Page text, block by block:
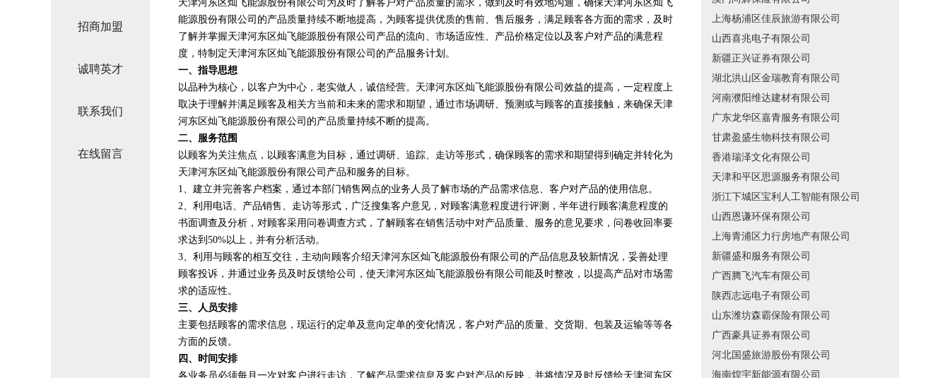
招商加盟
诚聘英才
联系我们
在线留言
天津河东区灿飞能源股份有限公司为及时了解客户对产品质量的需求，做到及时有效地沟通，确保天津河东区灿飞
能源股份有限公司的产品质量持续不断地提高，为顾客提供优质的售前、售后服务，满足顾客各方面的需求，及时
了解并掌握天津河东区灿飞能源股份有限公司产品的流向、市场适应性、产品价格定位以及客户对产品的满意程
度，特制定天津河东区灿飞能源股份有限公司的产品服务计划。
一、指导思想
以品种为核心，以客户为中心，老实做人，诚信经营。天津河东区灿飞能源股份有限公司效益的提高，一定程度上
取决于理解并满足顾客及相关方当前和未来的需求和期望，通过市场调研、预测或与顾客的直接接触，来确保天津
河东区灿飞能源股份有限公司的产品质量持续不断的提高。
二、服务范围
以顾客为关注焦点，以顾客满意为目标，通过调研、追踪、走访等形式，确保顾客的需求和期望得到确定并转化为
天津河东区灿飞能源股份有限公司产品和服务的目标。
1、建立并完善客户档案，通过本部门销售网点的业务人员了解市场的产品需求信息、客户对产品的使用信息。
2、利用电话、产品销售、走访等形式，广泛搜集客户意见，对顾客满意程度进行评测，半年进行顾客满意程度的
书面调查及分析，对顾客采用问卷调查方式，了解顾客在销售活动中对产品质量、服务的意见要求，问卷收回率要
求达到50%以上，并有分析活动。
3、利用与顾客的相互交往，主动向顾客介绍天津河东区灿飞能源股份有限公司的产品信息及较新情况，妥善处理
顾客投诉，并通过业务员及时反馈给公司，使天津河东区灿飞能源股份有限公司能及时整改，以提高产品对市场需
求的适应性。
三、人员安排
主要包括顾客的需求信息，现运行的定单及意向定单的变化情况，客户对产品的质量、交货期、包装及运输等等各
方面的反馈。
四、时间安排
各业务员必须每月一次对客户进行走访，了解产品需求信息及客户对产品的反映，并将情况及时反馈给天津河东区
上海杨浦区佳辰旅游有限公司
山西喜兆电子有限公司
新疆正兴证券有限公司
湖北洪山区金瑞教育有限公司
河南濮阳维达建材有限公司
广东龙华区嘉青服务有限公司
甘肃盈盛生物科技有限公司
香港瑞泽文化有限公司
天津和平区思源服务有限公司
浙江下城区宝利人工智能有限公司
山西恩谦环保有限公司
上海青浦区力行房地产有限公司
新疆盛和服务有限公司
广西腾飞汽车有限公司
陕西志远电子有限公司
山东潍坊森霸保险有限公司
广西豪具证券有限公司
河北国盛旅游股份有限公司
海南煌宇新能源有限公司